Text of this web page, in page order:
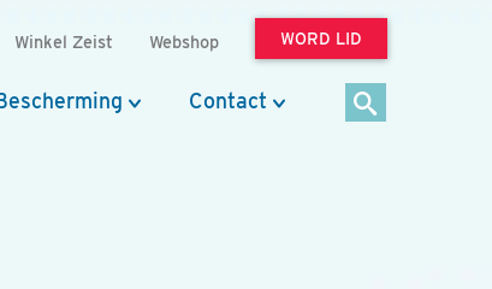
Winkel Zeist Webshop WORD LID
Contact